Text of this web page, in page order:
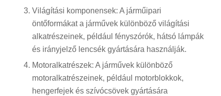
Világítási komponensek: A járműipari
öntőformákat a járművek különböző világítási
alkatrészeinek, például fényszórók, hátsó lámpák
és irányjelző lencsék gyártására használják.
Motoralkatrészek: A járművek különböző
motoralkatrészeinek, például motorblokkok,
hengerfejek és szívócsövek gyártására